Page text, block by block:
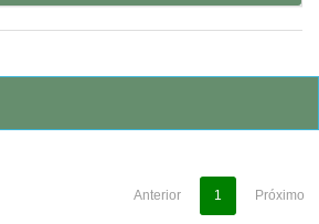
Anterior 1 Próximo